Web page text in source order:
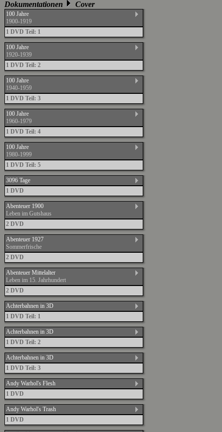
Dokumentationen Cover
100 Jahre
1900-1919
1 DVD Teil: 1
100 Jahre
1920-1939
1 DVD Teil: 2
100 Jahre
1940-1959
1 DVD Teil: 3
100 Jahre
1960-1979
1 DVD Teil: 4
100 Jahre
1980-1999
1 DVD Teil: 5
3096 Tage
1 DVD
Abenteuer 1900
Leben im Gutshaus
2 DVD
Abenteuer 1927
Sommerfrische
2 DVD
Abenteuer Mittelalter
Leben im 15. Jahrhundert
2 DVD
Achterbahnen in 3D
1 DVD Teil: 1
Achterbahnen in 3D
1 DVD Teil: 2
Achterbahnen in 3D
1 DVD Teil: 3
Andy Warhol's Flesh
1 DVD
Andy Warhol's Trash
1 DVD